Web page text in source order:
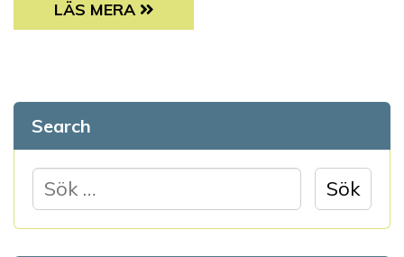
ÅTTA PARTIERS KANDIDATER GRILLADES
LÄS MERA
Search
ö